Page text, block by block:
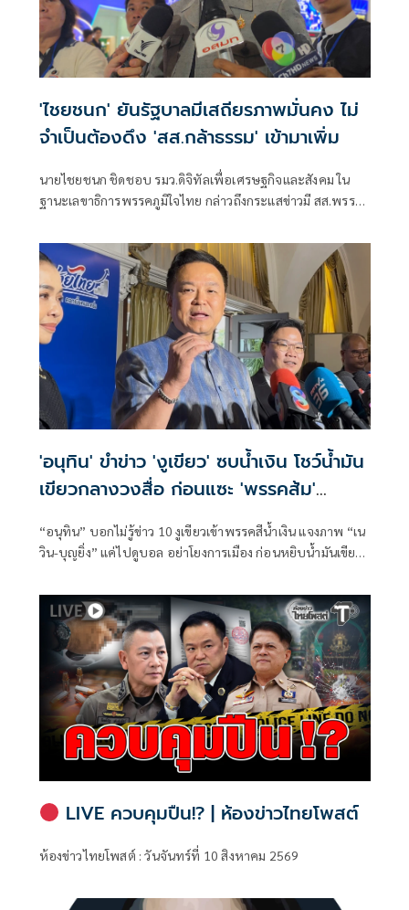
'ไชยชนก' ยันรัฐบาลมีเสถียรภาพมั่นคง ไม่
จำเป็นต้องดึง 'สส.กล้าธรรม' เข้ามาเพิ่ม
นายไชยชนก ชิดชอบ รมว.ดิจิทัลเพื่อเศรษฐกิจและสังคม ใน
ฐานะเลขาธิการพรรคภูมิใจไทย กล่าวถึงกระแสข่าวมี สส.พรรค
พรรค กธ. จะย้ายไปอยู่กับพรรคภูมิใจไทยในการเลือกตั้งครั้ง
หน้า และเพื่อเติมเสียงให้รัฐบาล ว่า รัฐบาลมีเสถียรภาพและมี
ความมั่นคงมากๆ ไม่ใช่แค่เพียงพรรคเรา แต่เรายังมีพรรคร่วม
รัฐบาลเป็นพันธมิตร เพราะฉะนั้นในเรื่องเสถียรภาพตนคิดว่ามี
ส่วนที่มีการถามเมื่อสักครู่ว่ามีการเติมเสียงนั้นตนไม่ได้ยิน
'อนุทิน' ขำข่าว 'งูเขียว' ซบน้ำเงิน โชว์น้ำมัน
เขียวกลางวงสื่อ ก่อนแซะ 'พรรคส้ม'
“อนุทิน” บอกไม่รู้ข่าว 10 งูเขียวเข้าพรรคสีน้ำเงิน แจงภาพ “เน
วิน-บุญยิ่ง” แค่ไปดูบอล อย่าโยงการเมือง ก่อนหยิบน้ำมันเขียว
LIVE ควบคุมปืน!? | ห้องข่าวไทยโพสต์
ห้องข่าวไทยโพสต์ : วันจันทร์ที่ 10 สิงหาคม 2569